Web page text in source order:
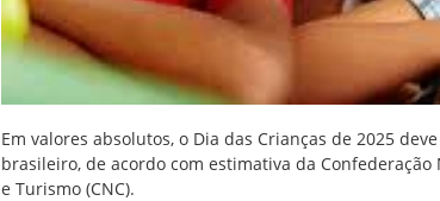
Em valores absolutos, o Dia das Crianças de 2025
brasileiro, de acordo com estimativa da Confederação
e Turismo (CNC).